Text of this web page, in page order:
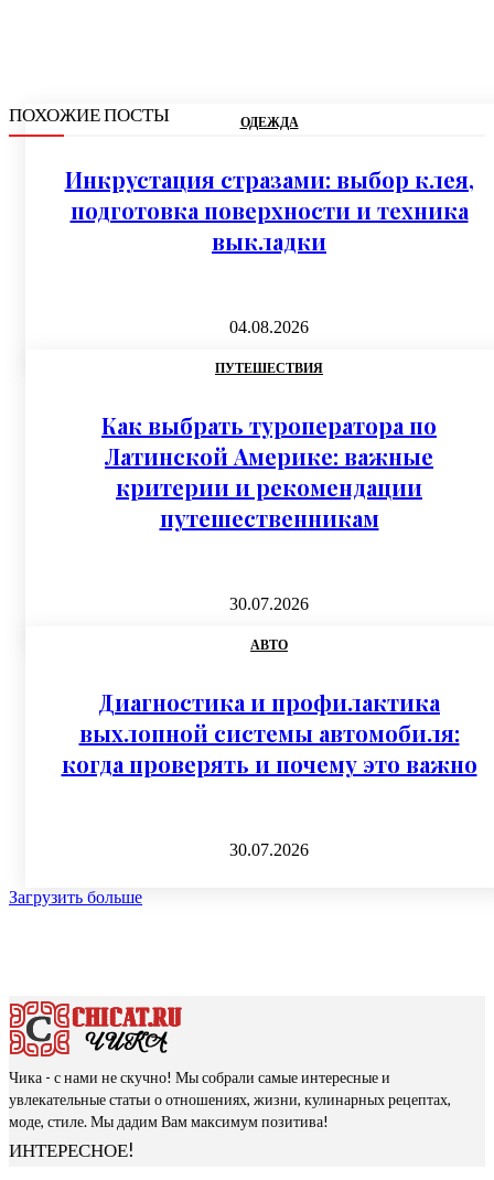
ПОХОЖИЕ ПОСТЫ ОДЕЖДА
Инкрустация стразами: выбор клея,
подготовка поверхности и техника
выкладки
04.08.2026
ПУТЕШЕСТВИЯ
Как выбрать туроператора по
Латинской Америке: важные
критерии и рекомендации
путешественникам
30.07.2026
АВТО
Диагностика и профилактика
выхлопной системы автомобиля:
когда проверять и почему это важно
30.07.2026
Загрузить больше
Чика - с нами не скучно! Мы собрали самые интересные и
увлекательные статьи о отношениях, жизни, кулинарных рецептах,
моде, стиле. Мы дадим Вам максимум позитива!
ИНТЕРЕСНОЕ!